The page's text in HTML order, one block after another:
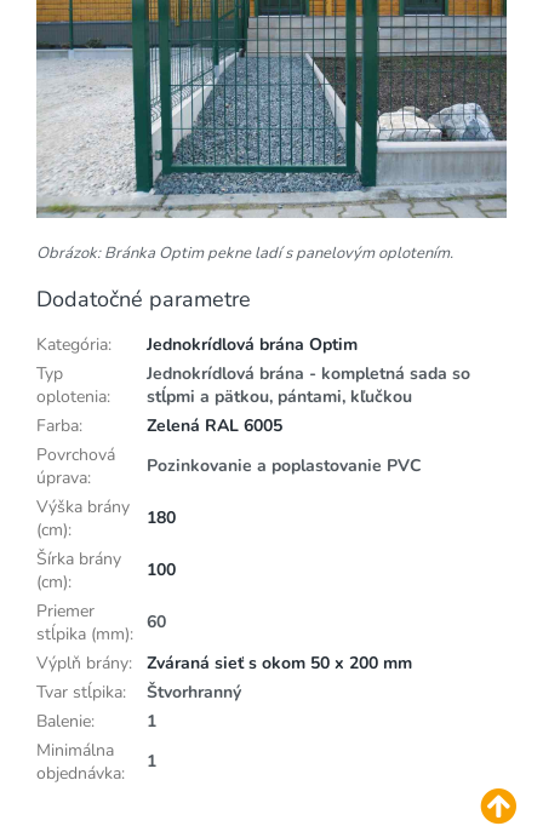
Obrázok: Bránka Optim pekne ladí s panelovým oplotením.
Dodatočné parametre
Kategória:
Jednokrídlová brána Optim
Typ
oplotenia:
Jednokrídlová brána - kompletná sada so
stĺpmi a pätkou, pántami, kľučkou
Farba:
Zelená RAL 6005
Povrchová
úprava:
Pozinkovanie a poplastovanie PVC
Výška brány
(cm):
180
Šírka brány
(cm):
100
Priemer
stĺpika (mm):
60
Výplň brány:
Zváraná sieť s okom 50 x 200 mm
Tvar stĺpika:
Štvorhranný
Balenie:
1
Minimálna
objednávka:
1